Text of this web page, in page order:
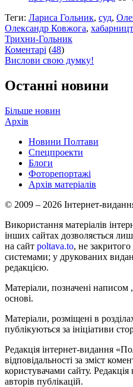
Теги: Лариса Гольник, суд,
Олександр Ковжога,
Трихни-Гольник
Коментарі (48)
Вислови свою думку!
Останні новини
Більше новин
Архів
Новини Полтави
Спецпроекти
Блоги
Фоторепортажі
Архів матеріалів
© 2009 – 2026 Інтернет-
Використання матеріалів
інших сайтах дозволяється
на сайт poltava.to, не
системами; у друкованих
редакцією.
Матеріали, позначені написом
основі.
Матеріали, розміщені в
публікуються за ініціативи
Редакція інтернет-видання
відповідальності за зміст
користувачами сайту.
авторів публікацій.